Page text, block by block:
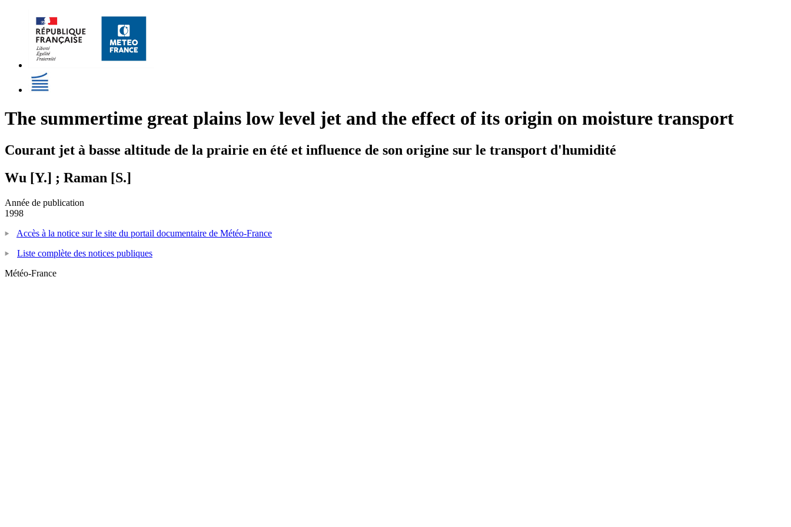
The summertime great plains low level jet and the effect of its origin on moisture transport
Courant jet à basse altitude de la prairie en été et influence de son origine sur le transport d'humidité
Wu [Y.] ; Raman [S.]
Année de publication
1998
Accès à la notice sur le site du portail documentaire de Météo-France
Liste complète des notices publiques
Météo-France